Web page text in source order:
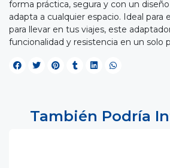
forma práctica, segura y con un
adapta a cualquier espacio. Ideal para
para llevar en tus viajes, este
funcionalidad y resistencia en un solo
También Podría